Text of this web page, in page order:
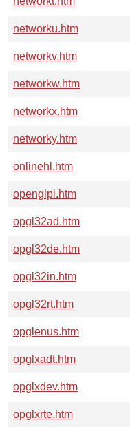
networku.htm
networkv.htm
networkw.htm
networkx.htm
networky.htm
onlinehl.htm
openglpi.htm
opgl32ad.htm
opgl32de.htm
opgl32in.htm
opgl32rt.htm
opglenus.htm
opglxadt.htm
opglxdev.htm
opglxrte.htm